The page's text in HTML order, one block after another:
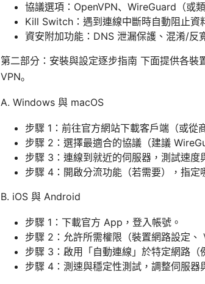
協議選項：OpenVPN、WireGuard（或
Kill Switch：遇到連線中斷時自動阻止資
資安附加功能：DNS 泄漏保護、混淆/
第二部分：安裝與設定逐步指南 下面提供各
VPN。
A. Windows 與 macOS
步驟 1：前往官方網站下載客戶端（或從
步驟 2：選擇最適合的協議（建議
步驟 3：連線到就近的伺服器，測試速度
步驟 4：開啟分流功能（若需要），指定
B. iOS 與 Android
步驟 1：下載官方 App，登入帳號。
步驟 2：允許所需權限（裝置網路設定、
步驟 3：啟用「自動連線」於特定網路（
步驟 4：測速與穩定性測試，調整伺服器